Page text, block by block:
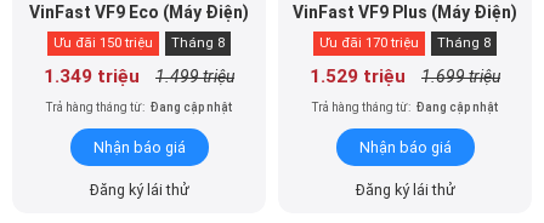
VinFast VF9 Eco (Máy Điện)
Ưu đãi 150 triệu Tháng 8
1.349 triệu 1.499 triệu
Trả hàng tháng từ: Đang cập nhật
Nhận báo giá
Đăng ký lái thử
VinFast VF9 Plus (Máy Điện)
Ưu đãi 170 triệu Tháng 8
1.529 triệu 1.699 triệu
Trả hàng tháng từ: Đang cập nhật
Nhận báo giá
Đăng ký lái thử